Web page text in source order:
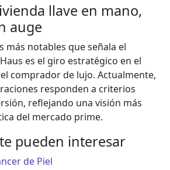
llave en mano,
auge
más notables que señala el
es el giro estratégico en el
comprador de lujo. Actualmente,
responden a criterios
reflejando una visión más
del mercado prime.
pueden interesar